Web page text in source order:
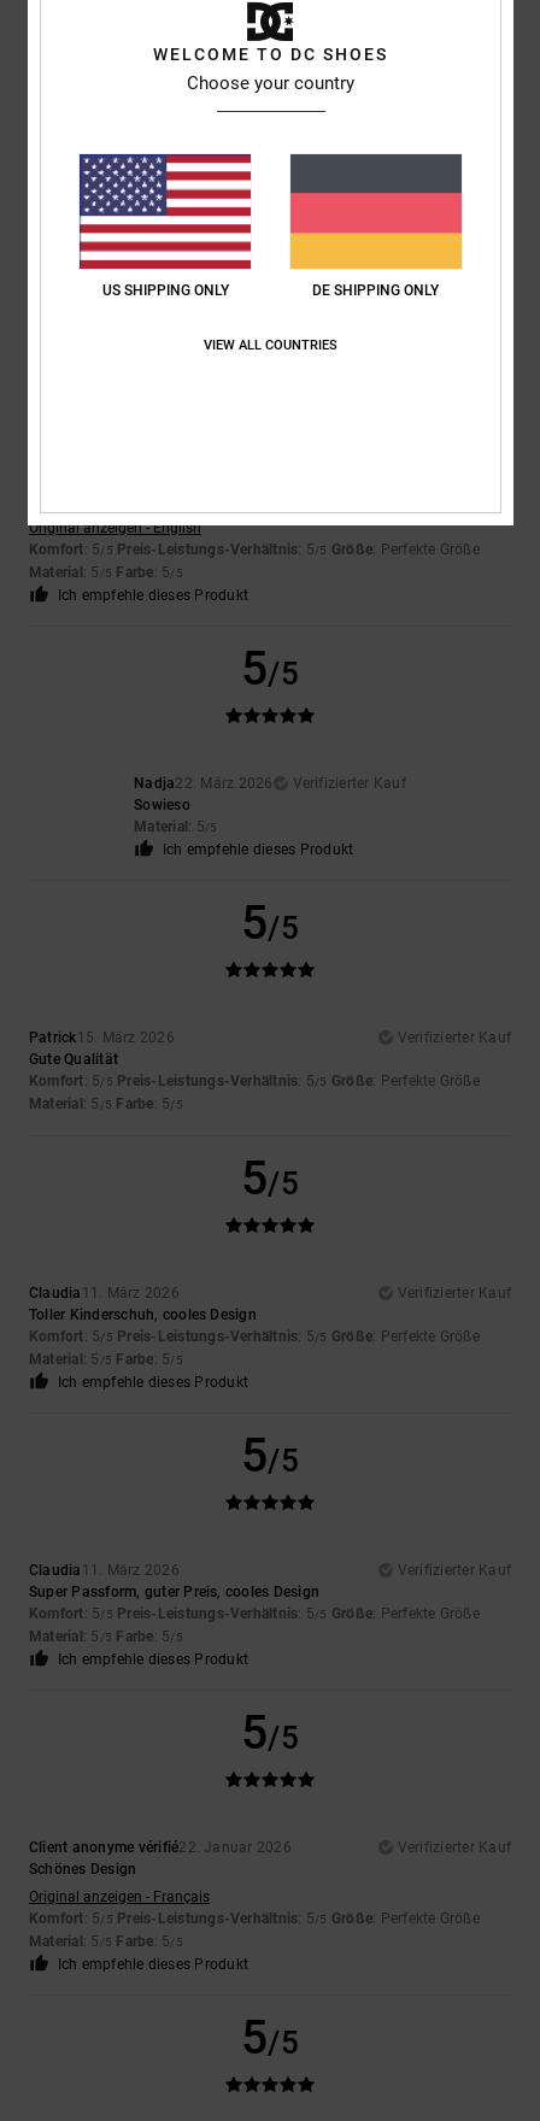
5/5
30. April 2026
Komfort: 5/5 Preis-Leistungs-Verhältnis
Material: 5/5 Farbe: 5/5
Ich empfehle dieses Produkt
5
Original anzeigen - English
Komfort: 5/5 Preis-Leistungs-Verhältnis: 5/5 Größe: Perfekte Größe
Material : 5 /5 Farbe: 5/5
Ich empfehle dieses Produkt
5/5
Nadja22. März 2026
Verifizierter Kauf
Sowieso
Material : 5/5
Ich empfehle dieses Produkt
5/5
Patrick15. März 2026
Verifizierter Kauf
Gute Qualität
Komfort: 5/5 Preis-Leistungs-Verhältnis: 5/5 Größe: Perfekte Größe
Material : 5 /5 Farbe: 5/5
5/5
Claudia 11. März 2026
Verifizierter Kauf
Toller Kinderschuh, cooles Design
Komfort: 5/5 Preis-Leistungs-Verhältnis: 5/5 Größe: Perfekte Größe
Material : 5 /5 Farbe: 5/5
Ich empfehle dieses Produkt
5/5
Claudia 11. März 2026
Verifizierter Kauf
Super Passform, guter Preis, cooles Design
Komfort: 5/5 Preis-Leistungs-Verhältnis: 5/5 Größe: Perfekte Größe
Material : 5 /5 Farbe: 5/5
Ich empfehle dieses Produkt
5/5
Client anonyme vérifié22. Januar 2026
Verifizierter Kauf
Schönes Design
Original anzeigen - Français
Komfort: 5/5 Preis-Leistungs-Verhältnis: 5/5 Größe: Perfekte Größe
Material : 5 /5 Farbe: 5/5
Ich empfehle dieses Produkt
5/5
WELCOME TO DC SHOES
Choose your country
US SHIPPING ONLY DE SHIPPING ONLY
VIEW ALL COUNTRIES